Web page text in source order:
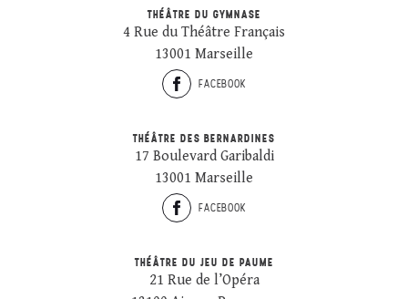
THÉÂTRE DU GYMNASE
4 Rue du Théâtre Français
13001 Marseille
FACEBOOK
THÉÂTRE DES BERNARDINES
17 Boulevard Garibaldi
13001 Marseille
FACEBOOK
THÉÂTRE DU JEU DE PAUME
21 Rue de l’Opéra